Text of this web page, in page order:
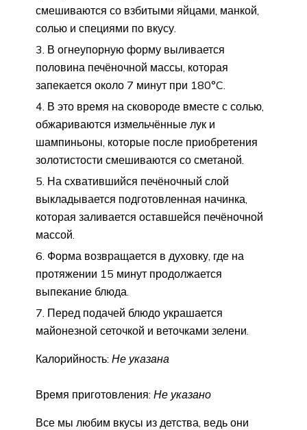
смешиваются со взбитыми яйцами, манкой,
солью и специями по вкусу.
В огнеупорную форму выливается
половина печёночной массы, которая
запекается около 7 минут при 180°C.
В это время на сковороде вместе с солью,
обжариваются измельчённые лук и
шампиньоны, которые после приобретения
золотистости смешиваются со сметаной.
На схватившийся печёночный слой
выкладывается подготовленная начинка,
которая заливается оставшейся печёночной
массой.
Форма возвращается в духовку, где на
протяжении 15 минут продолжается
выпекание блюда.
Перед подачей блюдо украшается
майонезной сеточкой и веточками зелени.
Калорийность: Не указана
Время приготовления: Не указано
Все мы любим вкусы из детства, ведь они